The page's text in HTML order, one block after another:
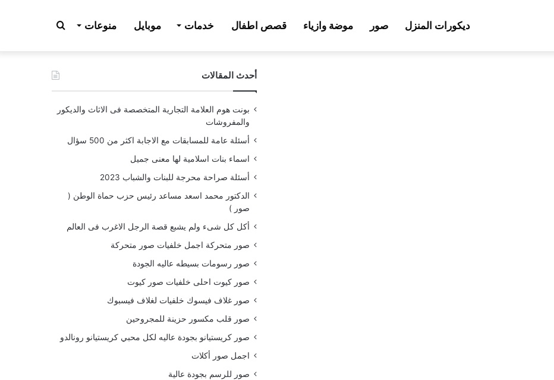
ديكورات المنزل صور موضة وازياء قصص اطفال خدمات موبايل منوعات بحث
عن أحدث المقالات
بونت هوم العلامة التجارية المتخصصة فى الاثاث والديكور
والمفروشات
أسئلة عامة للمسابقات مع الاجابة اكثر من 500 سؤال
اسماء بنات اسلامية لها معنى جميل
أسئلة صراحة محرجة للبنات والشباب 2023
الدكتور محمد اسعد مساعد رئيس حزب حماة الوطن (
صور )
أكل كل شىء ولم يشبع قصة الرجل الاغرب فى العالم
صور متحركة اجمل خلفيات صور متحركة
صور رسومات بسيطه عاليه الجودة
صور كيوت احلى خلفيات صور كيوت
صور غلاف فيسوك خلفيات لغلاف فيسبوك
صور قلب مكسور حزينة للمجروحين
صور كريستيانو بجودة عاليه لكل محبي كريستيانو رونالدو
اجمل صور أكلات
صور للرسم بجودة عالية